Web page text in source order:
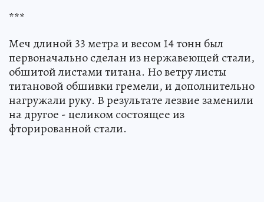
***
Меч длиной 33 метра и весом 14 тонн был
первоначально сделан из нержавеющей стали,
обшитой листами титана. Но ветру листы
титановой обшивки гремели, и дополнительно
нагружали руку. В результате лезвие заменили
на другое - целиком состоящее из
фторированной стали.